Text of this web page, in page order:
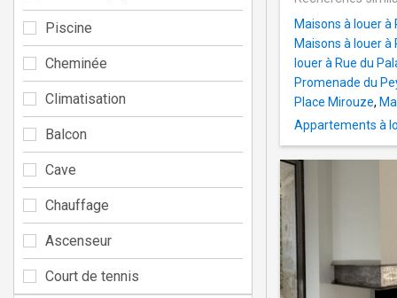
Maisons à louer à
Maisons à louer à
louer à Rue du
Promenade du
Place Mirouze,
Appartements à
Piscine
Cheminée
Climatisation
Balcon
Cave
Chauffage
Ascenseur
Court de tennis